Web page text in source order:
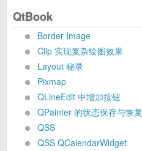
QtBook
Border Image
Clip 实现复杂绘图效果
Layout 秘录
Pixmap
QLineEdit 中增加按钮
QPainter 的状态保存与恢复
QSS
QSS QCalendarWidget